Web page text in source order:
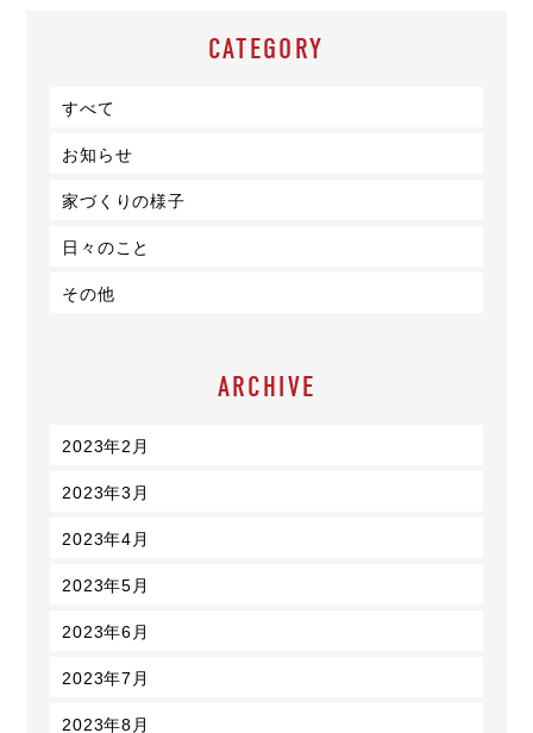
CATEGORY
すべて
お知らせ
家づくりの様子
日々のこと
その他
ARCHIVE
2023年2月
2023年3月
2023年4月
2023年5月
2023年6月
2023年7月
2023年8月